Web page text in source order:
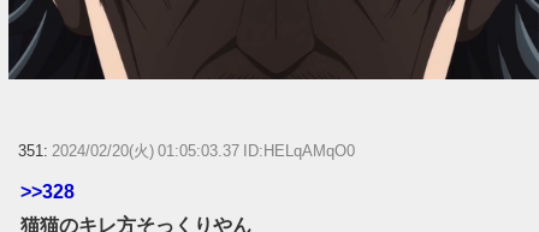
351: 2024/02/20(火) 01:05:03.37 ID:HELqAMqO0
>>328
猫猫のキレ方そっくりやん